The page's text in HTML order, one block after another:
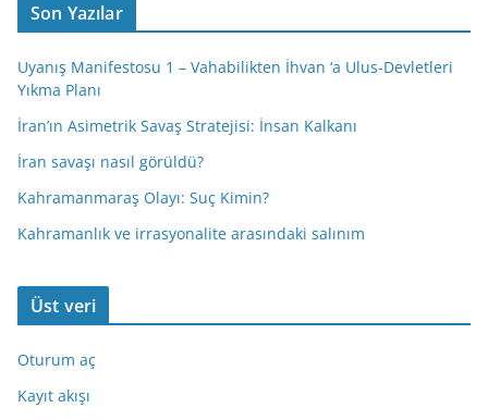
Son Yazılar
Uyanış Manifestosu 1 – Vahabilikten İhvan ‘a Ulus-Devletleri
Yıkma Planı
İran’ın Asimetrik Savaş Stratejisi: İnsan Kalkanı
İran savaşı nasıl görüldü?
Kahramanmaraş Olayı: Suç Kimin?
Kahramanlık ve irrasyonalite arasındaki salınım
Üst veri
Oturum aç
Kayıt akışı